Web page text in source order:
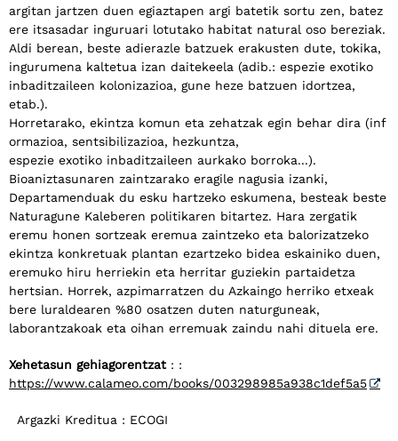
argitan jartzen duen egiaztapen argi batetik sortu zen, batez
ere itsasadar inguruari lotutako habitat natural oso bereziak.
Aldi berean, beste adierazle batzuek erakusten dute, tokika,
ingurumena kaltetua izan daitekeela (adib.: espezie exotiko
inbaditzaileen kolonizazioa, gune heze batzuen idortzea,
etab.).
Horretarako, ekintza komun eta zehatzak egin behar dira (inf
ormazioa, sentsibilizazioa, hezkuntza,
espezie exotiko inbaditzaileen aurkako borroka...).
Bioaniztasunaren zaintzarako eragile nagusia izanki,
Departamenduak du esku hartzeko eskumena, besteak beste
Naturagune Kaleberen politikaren bitartez. Hara zergatik
eremu honen sortzeak eremua zaintzeko eta balorizatzeko
ekintza konkretuak plantan ezartzeko bidea eskainiko duen,
eremuko hiru herriekin eta herritar guziekin partaidetza
hertsian. Horrek, azpimarratzen du Azkaingo herriko etxeak
bere luraldearen %80 osatzen duten naturguneak,
laborantzakoak eta oihan erremuak zaindu nahi dituela ere.
Xehetasun gehiagorentzat : :
https://www.calameo.com/books/003298985a938c1def5a5
Argazki Kreditua : ECOGI